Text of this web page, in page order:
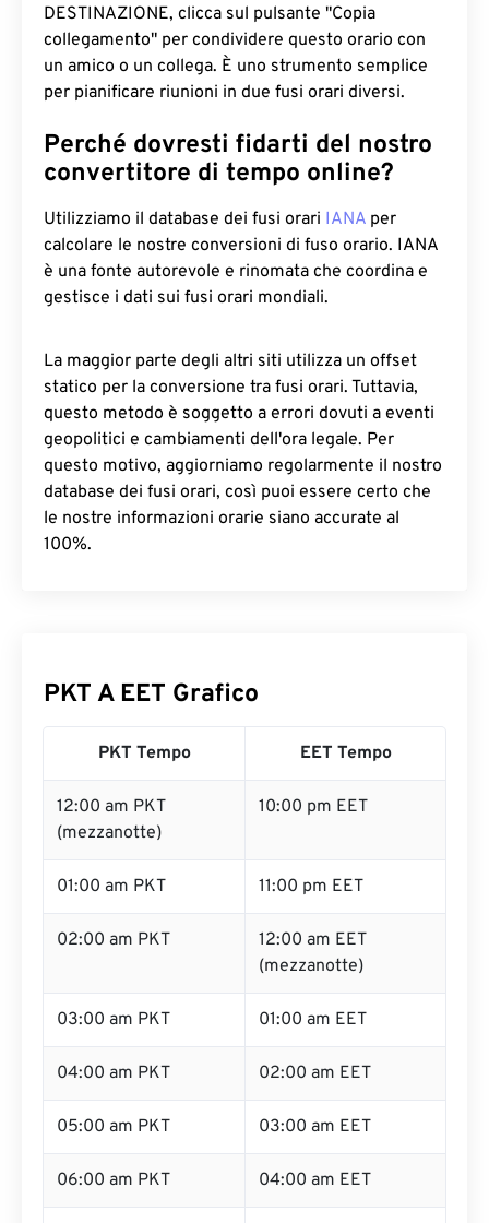
DESTINAZIONE, clicca sul pulsante "Copia
collegamento" per condividere questo orario con
un amico o un collega. È uno strumento semplice
per pianificare riunioni in due fusi orari diversi.
Perché dovresti fidarti del nostro
convertitore di tempo online?
Utilizziamo il database dei fusi orari IANA per
calcolare le nostre conversioni di fuso orario. IANA
è una fonte autorevole e rinomata che coordina e
gestisce i dati sui fusi orari mondiali.
La maggior parte degli altri siti utilizza un offset
statico per la conversione tra fusi orari. Tuttavia,
questo metodo è soggetto a errori dovuti a eventi
geopolitici e cambiamenti dell'ora legale. Per
questo motivo, aggiorniamo regolarmente il nostro
database dei fusi orari, così puoi essere certo che
le nostre informazioni orarie siano accurate al
100%.
PKT A EET Grafico
PKT Tempo EET Tempo
12:00 am PKT
(mezzanotte)
10:00 pm EET
01:00 am PKT 11:00 pm EET
02:00 am PKT
12:00 am EET
(mezzanotte)
03:00 am PKT 01:00 am EET
04:00 am PKT 02:00 am EET
05:00 am PKT 03:00 am EET
06:00 am PKT 04:00 am EET